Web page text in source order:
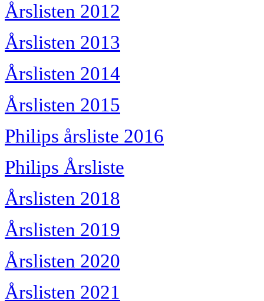
Årslisten 2012
Årslisten 2013
Årslisten 2014
Årslisten 2015
Philips årsliste 2016
Philips Årsliste
Årslisten 2018
Årslisten 2019
Årslisten 2020
Årslisten 2021